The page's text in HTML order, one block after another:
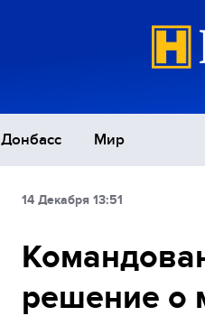
Донбасс Мир
14 Декабря 13:51
решение о